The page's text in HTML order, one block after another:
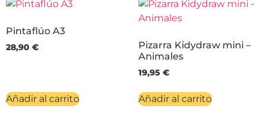
Pintaflúo A3
28,90 €
Añadir al carrito
Pizarra Kidydraw mini –
Animales
19,95 €
Añadir al carrito